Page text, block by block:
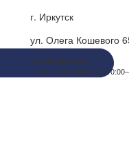
г. Иркутск
ул. Олега Кошевого
Режим работы:
пн-пт 09:00–18:00; сб